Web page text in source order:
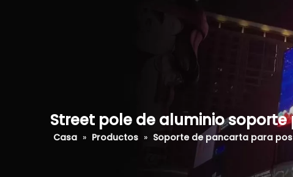
Street pole de aluminio
Casa » Productos » Soporte de pancarta para